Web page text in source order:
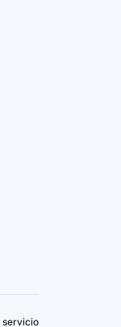
servicio